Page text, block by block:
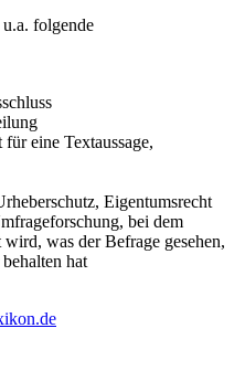
folgende
eine Textaussage,
Eigentumsrecht
bei dem
was der Befrage gesehen,
hat